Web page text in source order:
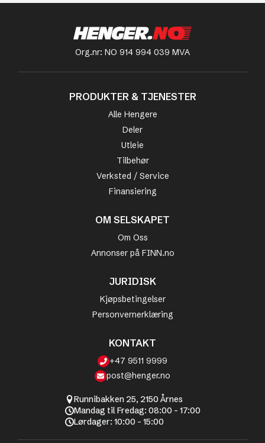
Org.nr: NO 914 994 039 MVA
PRODUKTER & TJENESTER
Alle Hengere
Deler
Utleie
Tilbehør
Verksted / Service
Finansiering
OM SELSKAPET
Om Oss
Annonser på FINN.no
JURIDISK
Kjøpsbetingelser
Personvernerklæring
KONTAKT
+47 9511 9999
post@henger.no
Runnibakken 25, 2150 Årnes
Mandag til Fredag: 08:00 - 17:00
Lørdager: 10:00 - 15:00